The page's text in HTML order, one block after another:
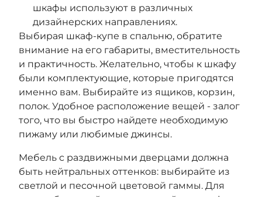
шкафы используют в различных
дизайнерских направлениях.
Выбирая шкаф-купе в спальню, обратите
внимание на его габариты, вместительность
и практичность. Желательно, чтобы к шкафу
были комплектующие, которые пригодятся
именно вам. Выбирайте из ящиков, корзин,
полок. Удобное расположение вещей - залог
того, что вы быстро найдете необходимую
пижаму или любимые джинсы.
Мебель с раздвижными дверцами должна
быть нейтральных оттенков: выбирайте из
светлой и песочной цветовой гаммы. Для